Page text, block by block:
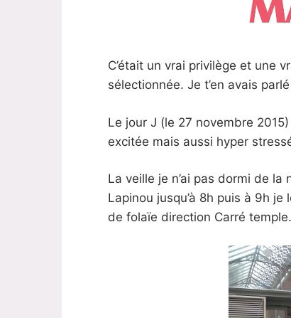
C’était un vrai privilège et une
sélectionnée. Je t’en avais parlé
Le jour J (le 27 novembre
excitée mais aussi hyper
La veille je n’ai pas dormi de
Lapinou jusqu’à 8h puis à 9h
de folaïe direction Carré temple.